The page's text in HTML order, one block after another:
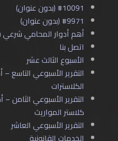
#10091 (بدون عنوان)
#9971 (بدون عنوان)
أهم أدوار المحامي شرعي
اتصل بنا
الأسبوع الثالث عشر
التقرير الأسبوعي التاسع
الكلاسترات
التقرير الأسبوعي الثامن
كلاستر المواريث
التقرير الأسبوعي العاشر